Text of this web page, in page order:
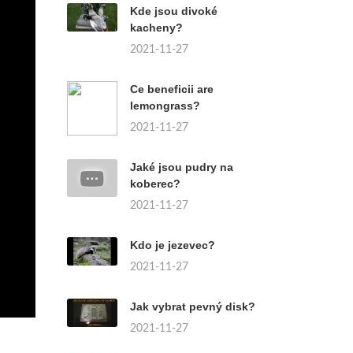
Kde jsou divoké
kacheny?
2021-11-27
Ce beneficii are
lemongrass?
2021-11-27
Jaké jsou pudry na
koberec?
2021-11-27
Kdo je jezevec?
2021-11-27
Jak vybrat pevný disk?
2021-11-27